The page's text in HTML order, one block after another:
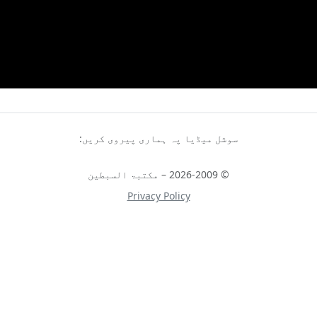
سوشل میڈیا پہ ہماری پیروی کریں:
Privacy Policy